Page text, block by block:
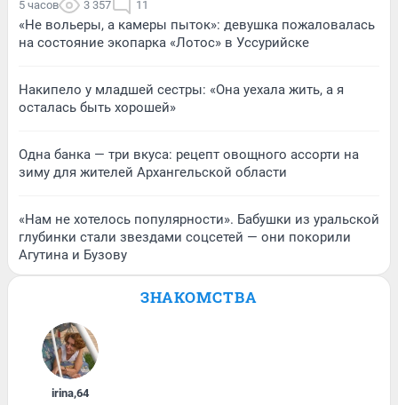
5 часов 3 357 11
«Не вольеры, а камеры пыток»: девушка пожаловалась
на состояние экопарка «Лотос» в Уссурийске
Накипело у младшей сестры: «Она уехала жить, а я
осталась быть хорошей»
Одна банка — три вкуса: рецепт овощного ассорти на
зиму для жителей Архангельской области
«Нам не хотелось популярности». Бабушки из уральской
глубинки стали звездами соцсетей — они покорили
Агутина и Бузову
ЗНАКОМСТВА
irina,64